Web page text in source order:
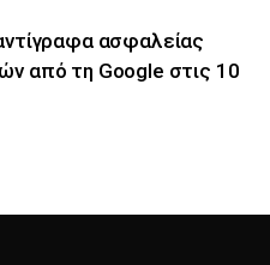
ασφαλείας
από τη Google στις 10